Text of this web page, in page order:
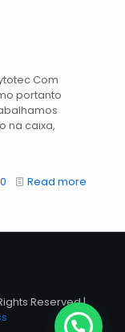
Com
portanto
na caixa,
0 Read more
Reserved |